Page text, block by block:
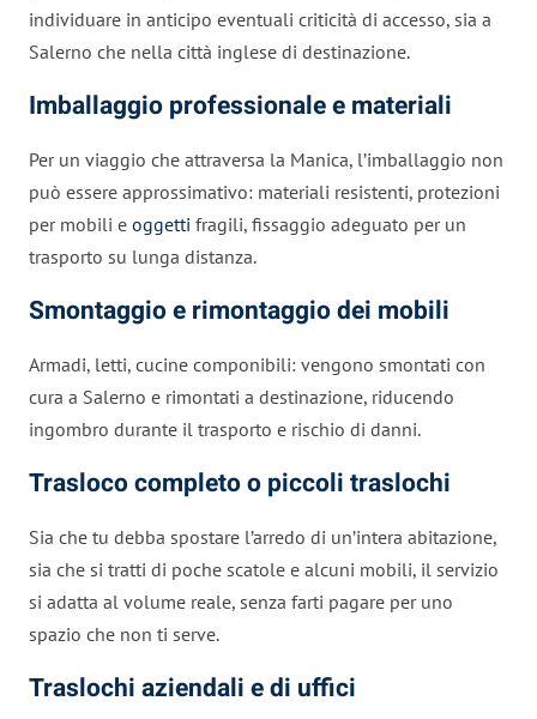
individuare in anticipo eventuali criticità di accesso, sia a
Salerno che nella città inglese di destinazione.
Imballaggio professionale e materiali
Per un viaggio che attraversa la Manica, l’imballaggio non
può essere approssimativo: materiali resistenti, protezioni
per mobili e oggetti fragili, fissaggio adeguato per un
trasporto su lunga distanza.
Smontaggio e rimontaggio dei mobili
Armadi, letti, cucine componibili: vengono smontati con
cura a Salerno e rimontati a destinazione, riducendo
ingombro durante il trasporto e rischio di danni.
Trasloco completo o piccoli traslochi
Sia che tu debba spostare l’arredo di un’intera abitazione,
sia che si tratti di poche scatole e alcuni mobili, il servizio
si adatta al volume reale, senza farti pagare per uno
spazio che non ti serve.
Traslochi aziendali e di uffici